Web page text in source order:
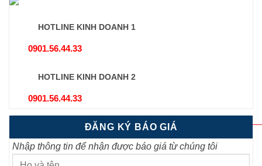
HOTLINE KINH DOANH 1
0901.56.44.33
HOTLINE KINH DOANH 2
0901.56.44.33
ĐĂNG KÝ BÁO GIÁ
Nhập thông tin để nhận được báo giá từ chúng tôi